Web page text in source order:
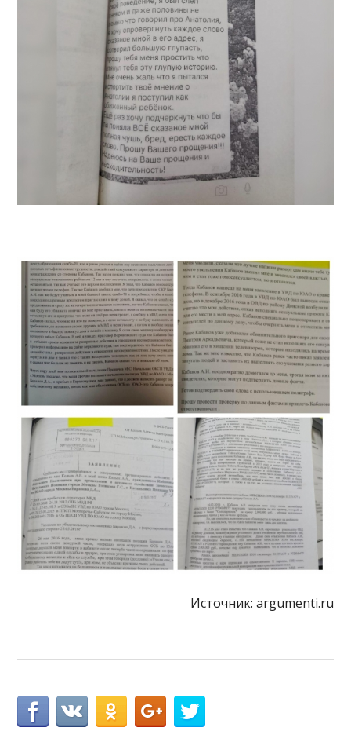
Источник: argumenti.ru